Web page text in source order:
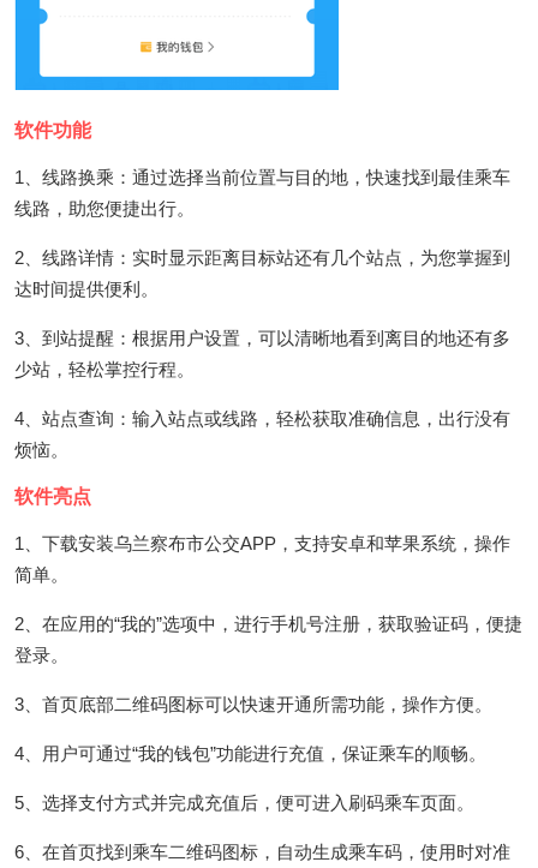
软件功能
1、线路换乘：通过选择当前位置与目的地，快速找到最佳乘车
线路，助您便捷出行。
2、线路详情：实时显示距离目标站还有几个站点，为您掌握到
达时间提供便利。
3、到站提醒：根据用户设置，可以清晰地看到离目的地还有多
少站，轻松掌控行程。
4、站点查询：输入站点或线路，轻松获取准确信息，出行没有
烦恼。
软件亮点
1、下载安装乌兰察布市公交APP，支持安卓和苹果系统，操作
简单。
2、在应用的“我的”选项中，进行手机号注册，获取验证码，便捷
登录。
3、首页底部二维码图标可以快速开通所需功能，操作方便。
4、用户可通过“我的钱包”功能进行充值，保证乘车的顺畅。
5、选择支付方式并完成充值后，便可进入刷码乘车页面。
6、在首页找到乘车二维码图标，自动生成乘车码，使用时对准